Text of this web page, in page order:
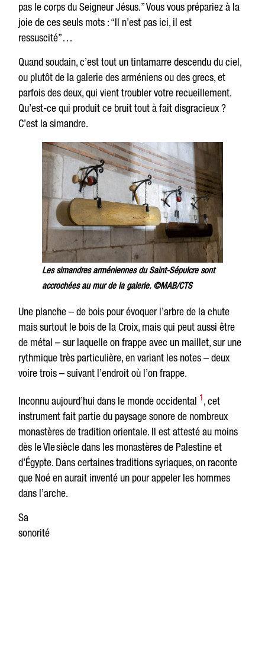
pas le corps du Seigneur Jésus.” Vous vous prépariez à la
joie de ces seuls mots : “Il n’est pas ici, il est
ressuscité”…
Quand soudain, c’est tout un tintamarre descendu du ciel,
ou plutôt de la galerie des arméniens ou des grecs, et
parfois des deux, qui vient troubler votre recueillement.
Qu’est-ce qui produit ce bruit tout à fait disgracieux ?
C’est la simandre.
Les simandres arméniennes du Saint-Sépulcre sont
accrochées au mur de la galerie. ©MAB/CTS
Une planche – de bois pour évoquer l’arbre de la chute
mais surtout le bois de la Croix, mais qui peut aussi être
de métal – sur laquelle on frappe avec un maillet, sur une
rythmique très particulière, en variant les notes – deux
voire trois – suivant l’endroit où l’on frappe.
Inconnu aujourd’hui dans le monde occidental 1, cet
instrument fait partie du paysage sonore de nombreux
monastères de tradition orientale. Il est attesté au moins
dès le VIe siècle dans les monastères de Palestine et
d’Égypte. Dans certaines traditions syriaques, on raconte
que Noé en aurait inventé un pour appeler les hommes
dans l’arche.
Sa
sonorité